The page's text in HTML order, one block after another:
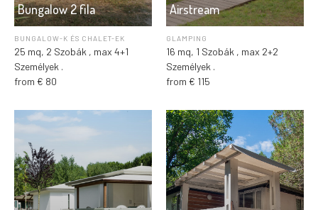
Bungalow 2 fila
BUNGALOW-K ÉS CHALET-EK
25 mq, 2 Szobák , max 4+1
Személyek .
from € 80
Airstream
GLAMPING
16 mq, 1 Szobák , max 2+2
Személyek .
from € 115